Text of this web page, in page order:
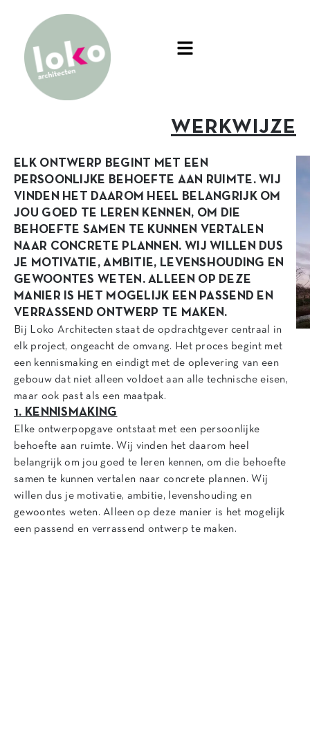
WERKWIJZE
ELK ONTWERP BEGINT MET EEN
PERSOONLIJKE BEHOEFTE AAN RUIMTE. WIJ
VINDEN HET DAAROM HEEL BELANGRIJK OM
JOU GOED TE LEREN KENNEN, OM DIE
BEHOEFTE SAMEN TE KUNNEN VERTALEN
NAAR CONCRETE PLANNEN. WIJ WILLEN DUS
JE MOTIVATIE, AMBITIE, LEVENSHOUDING EN
GEWOONTES WETEN. ALLEEN OP DEZE
MANIER IS HET MOGELIJK EEN PASSEND EN
VERRASSEND ONTWERP TE MAKEN.
Bij Loko Architecten staat de opdrachtgever centraal in
elk project, ongeacht de omvang. Het proces begint met
een kennismaking en eindigt met de oplevering van een
gebouw dat niet alleen voldoet aan alle technische eisen,
maar ook past als een maatpak.
1. KENNISMAKING
Elke ontwerpopgave ontstaat met een persoonlijke
behoefte aan ruimte. Wij vinden het daarom heel
belangrijk om jou goed te leren kennen, om die behoefte
samen te kunnen vertalen naar concrete plannen. Wij
willen dus je motivatie, ambitie, levenshouding en
gewoontes weten. Alleen op deze manier is het mogelijk
een passend en verrassend ontwerp te maken.